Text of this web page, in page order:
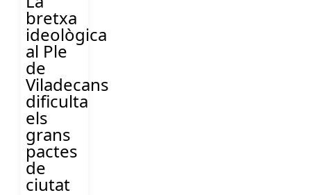
bretxa
ideològica
al Ple
de
Viladecans
dificulta
els
grans
pactes
de
ciutat